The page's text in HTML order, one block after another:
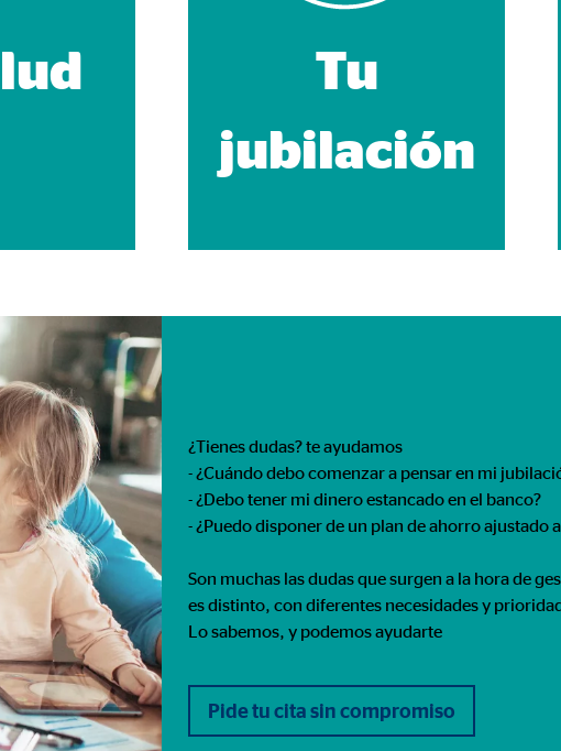
Tu
jubilación
¿Tienes dudas? te ayudamos
- ¿Cuándo debo comenzar a pensar en mi
- ¿Debo tener mi dinero estancado en el banco?
- ¿Puedo disponer de un plan de ahorro ajustado
Son muchas las dudas que surgen a la hora de
es distinto, con diferentes necesidades y
Lo sabemos, y podemos ayudarte
Pide tu cita sin compromiso
a EEUU (país que no tiene una protección legal adecuada).
perfiles de los usuarios
de los clientes
y la incorporación de mapas interactivos. El contenido de las plataformas y
web. Si acepta las cookies de medios externos, tenga en cuenta que
a EEUU (país que no tiene una protección legal adecuada).